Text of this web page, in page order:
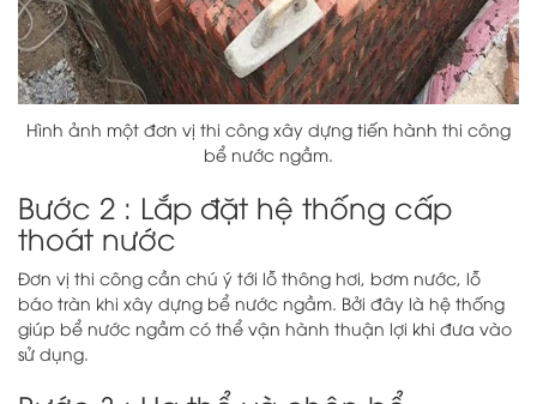
Hình ảnh một đơn vị thi công xây dựng tiến hành thi công
bể nước ngầm.
Bước 2 : Lắp đặt hệ thống cấp
thoát nước
Đơn vị thi công cần chú ý tới lỗ thông hơi, bơm nước, lỗ
báo tràn khi xây dựng bể nước ngầm. Bởi đây là hệ thống
giúp bể nước ngầm có thể vận hành thuận lợi khi đưa vào
sử dụng.